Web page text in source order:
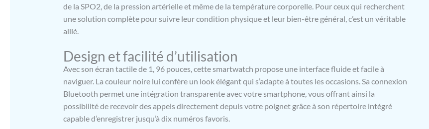
comprend deux bracelets:un bracelet en silicone rose pâle doux
pour la peau et un bracelet en acier milanais doré au fini
luxueux,s’adaptant à différentes occasions et tenues
cinq paramètres en un seul clic en 30 secondes : fréquence
cardiaque, τ𝐞nsιοn αrτérιelle, SpO2, température corporelle et
niveau de stress. Elle est également dotée d’une mesure des
émotions et de la fatigue en 30 secondes, vous permettant de
surveiller efficacement votre état émotionnel et votre niveau
d’épuisement. Par ailleurs, la montre connectée ECG surveille
votre sommeil de 22h à 8h pour vous aider à améliorer la qualité
de la SPO2, de la pression artérielle et même de la température corporelle. Pour ceux qui recherchent
une solution complète pour suivre leur condition physique et leur bien-être général, c’est un véritable
allié.
Design et facilité d’utilisation
Avec son écran tactile de 1, 96 pouces, cette smartwatch propose une interface fluide et facile à
naviguer. La couleur noire lui confère un look élégant qui s’adapte à toutes les occasions. Sa connexion
Bluetooth permet une intégration transparente avec votre smartphone, vous offrant ainsi la
possibilité de recevoir des appels directement depuis votre poignet grâce à son répertoire intégré
capable d’enregistrer jusqu’à dix numéros favoris.